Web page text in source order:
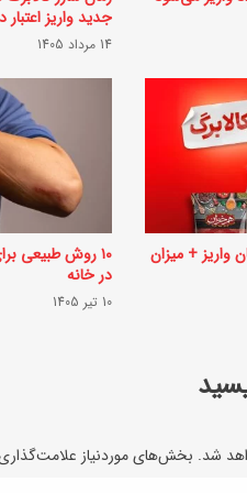
جدید واریز اعتبار
14 مرداد 1405
کالابرگ ۱۴۰۵ (زمان واریز + میزان
۱۰ روش طبیعی
در خانه
10 تیر 1405
شد. بخش‌های موردنیاز